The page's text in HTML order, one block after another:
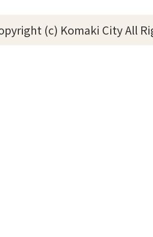
(c) Komaki City All